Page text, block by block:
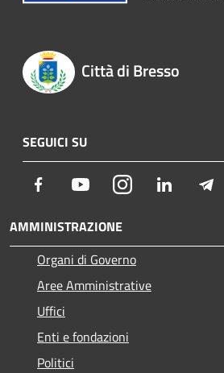
Città di Bresso
SEGUICI SU
Facebook YoutubeInstagram LinkedIn
AMMINISTRAZIONE
Organi di Governo
Aree Amministrative
Uffici
Enti e fondazioni
Politici